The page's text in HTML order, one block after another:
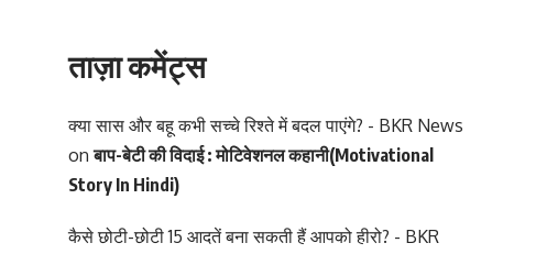
ताज़ा कमेंट्स
क्या सास और बहू कभी सच्चे रिश्ते में बदल पाएंगे? - BKR News
onबाप-बेटी की विदाई : मोटिवेशनल कहानी(Motivational
Story In Hindi)
कैसे छोटी-छोटी 15 आदतें बना सकती हैं आपको हीरो? - BKR